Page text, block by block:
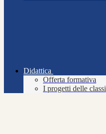
Didattica
Offerta formativa
I progetti delle classi